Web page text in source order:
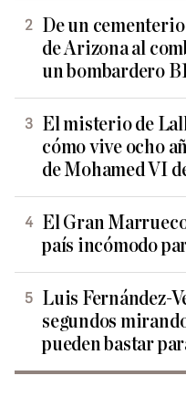
De un
de Arizona al
un bombardero
El misterio de
cómo vive ocho
de Mohamed VI
El Gran
país incómodo
Luis Fernández-
segundos
pueden bastar